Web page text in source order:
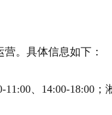
。具体信息如下：
、14:00-18:00；